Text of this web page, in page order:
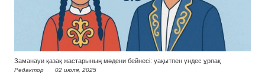
Заманауи қазақ жастарының мәдени бейнесі: уақытпен үндес ұрпақ
Редактор 02 июля, 2025